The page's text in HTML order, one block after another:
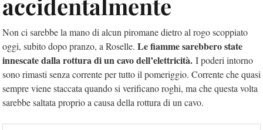
accidentalmente
Non ci sarebbe la mano di alcun piromane dietro al rogo scoppiato
oggi, subito dopo pranzo, a Roselle. Le fiamme sarebbero state
innescate dalla rottura di un cavo dell’elettricità. I poderi intorno
sono rimasti senza corrente per tutto il pomeriggio. Corrente che quasi
sempre viene staccata quando si verificano roghi, ma che questa volta
sarebbe saltata proprio a causa della rottura di un cavo.